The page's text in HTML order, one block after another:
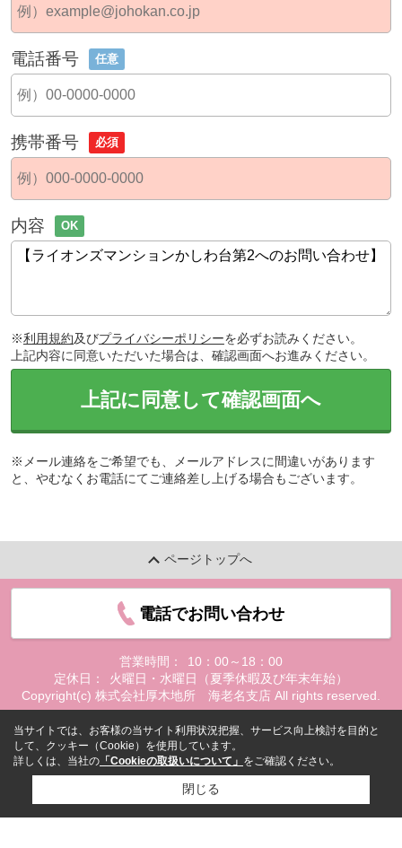
電話番号 任意
携帯番号 必須
内容 OK
※利用規約及びプライバシーポリシーを必ずお読みください。
上記内容に同意いただいた場合は、確認画面へお進みください。
上記に同意して確認画面へ
※メール連絡をご希望でも、メールアドレスに間違いがあります
と、やむなくお電話にてご連絡差し上げる場合もございます。
ページトップへ
電話でお問い合わせ
営業時間：
10：00～18：00
定休日：
火曜日・水曜日（夏季休暇及び年末年始）
Copyright(c) 株式会社厚木地所 海老名支店 All rights reserved.
当サイトでは、お客様の当サイト利用状況把握、サービス向上検討を目的と
して、クッキー（Cookie）を使用しています。
詳しくは、当社の 「Cookieの取扱いについて」 をご確認ください。
閉じる